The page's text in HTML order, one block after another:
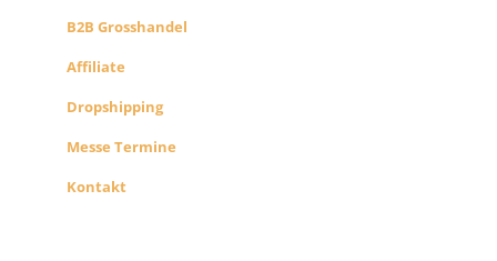
B2B Grosshandel
Affiliate
Dropshipping
Messe Termine
Kontakt